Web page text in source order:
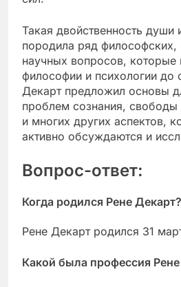
Такая двойственность души
породила ряд философских,
научных вопросов, которые
философии и психологии до
Декарт предложил основы
проблем сознания,
и многих других аспектов,
активно обсуждаются и
Вопрос-ответ:
Когда родился Рене Декарт?
Рене Декарт родился 31
Какой была профессия